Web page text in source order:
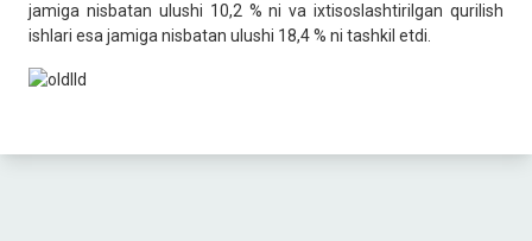
jamiga nisbatan ulushi 10,2 % ni va ixtisoslashtirilgan qurilish
ishlari esa jamiga nisbatan ulushi 18,4 % ni tashkil etdi.